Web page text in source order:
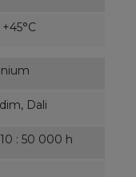
+45°C
Dali
: 50 000 h